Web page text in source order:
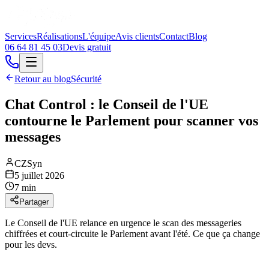
ServicesRéalisationsL'équipeAvis clientsContactBlog
06 64 81 45 03Devis gratuit
Retour au blogSécurité
Chat Control : le Conseil de l'UE
contourne le Parlement pour scanner vos
messages
CZSyn
5 juillet 2026
7 min
Partager
Le Conseil de l'UE relance en urgence le scan des messageries
chiffrées et court-circuite le Parlement avant l'été. Ce que ça change
pour les devs.